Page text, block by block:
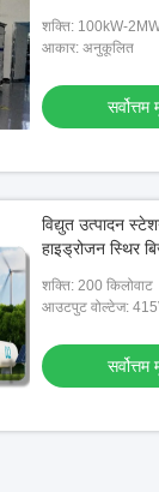
शक्ति: 100kW-
आकार: अनुकूलित
विद्युत उत्पादन
हाइड्रोजन स्थिर
शक्ति: 200 किलोवाट
आउटपुट वोल्टेज: